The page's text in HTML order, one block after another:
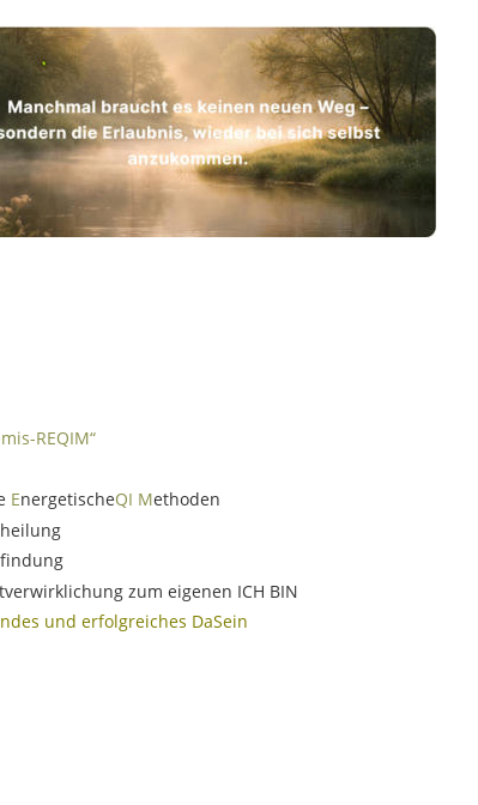
REQIM“
EnergetischeQI Methoden
zum eigenen ICH BIN
und erfolgreiches DaSein